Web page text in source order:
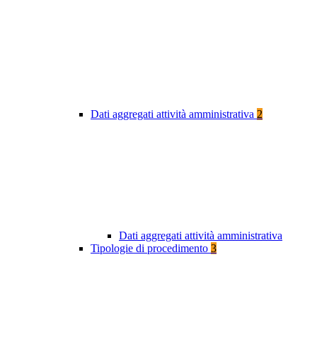
Dati aggregati attività amministrativa 2
Dati aggregati attività amministrativa
Tipologie di procedimento 3